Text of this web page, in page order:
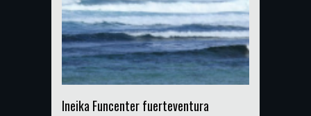
Ineika Funcenter fuerteventura